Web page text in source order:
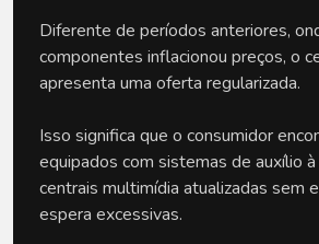
Diferente de períodos anteriores,
componentes inflacionou preços, o
apresenta uma oferta regularizada.
Isso significa que o consumidor
equipados com sistemas de auxílio à
centrais multimídia atualizadas sem
espera excessivas.